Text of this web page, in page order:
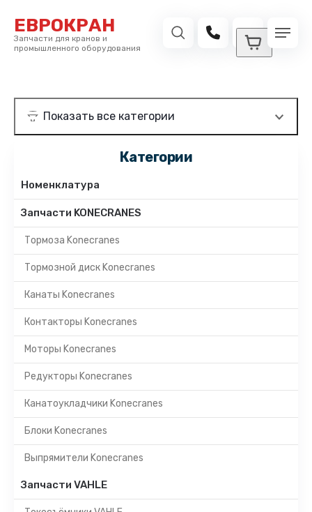
ЕВРОКРАН
Запчасти для кранов и
промышленного оборудования
Категории
Номенклатура
Запчасти KONECRANES
Тормоза Konecranes
Тормозной диск Konecranes
Канаты Konecranes
Контакторы Konecranes
Моторы Konecranes
Редукторы Konecranes
Канатоукладчики Konecranes
Блоки Konecranes
Выпрямители Konecranes
Запчасти VAHLE